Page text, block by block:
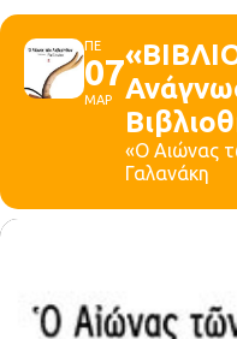
ΠΕ
07
ΜΑΡ
«Ο Αιώνας
Γαλανάκη